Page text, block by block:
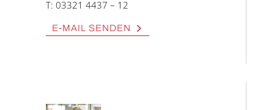
T: 03321 4437 – 12
E‑MAIL SEN­DEN